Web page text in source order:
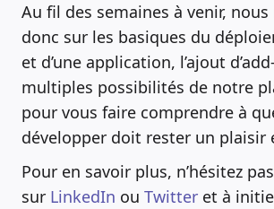
Au fil des semaines à venir,
donc sur les basiques du
et d’une application, l’ajout
multiples possibilités de notre
pour vous faire comprendre à
développer doit rester un plaisir
Pour en savoir plus, n’hésitez
sur LinkedIn ou Twitter et à